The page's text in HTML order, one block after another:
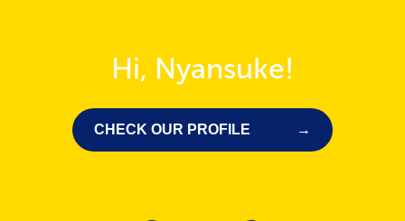
Hi, Nyansuke!
CHECK OUR PROFILE